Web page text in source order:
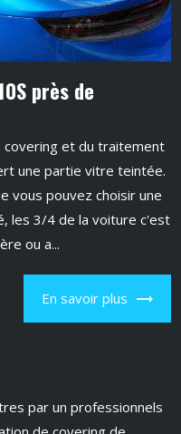
près de
covering et du traitement
une partie vitre teintée.
vous pouvez choisir une
les 3/4 de la voiture c'est
ou a...
En savoir plus
par un professionnels